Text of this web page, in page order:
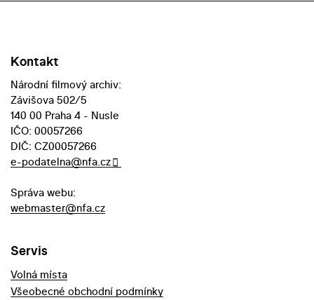
Kontakt
Národní filmový archiv:
Závišova 502/5
140 00 Praha 4 - Nusle
IČO: 00057266
DIČ: CZ00057266
e-podatelna@nfa.cz
Správa webu:
webmaster@nfa.cz
Servis
Volná místa
Všeobecné obchodní podmínky